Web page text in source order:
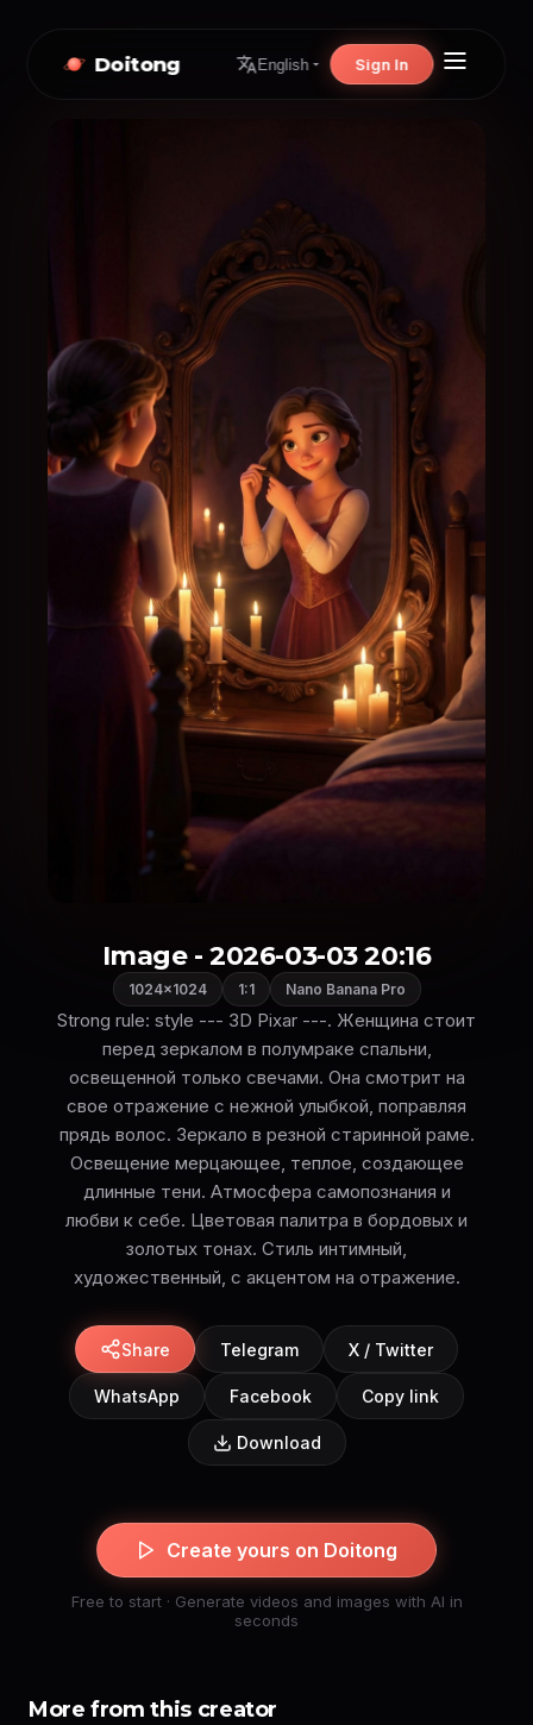
Doitong English Sign In
Image - 2026-03-03 20:16
1024×1024 1:1 Nano Banana Pro
Strong rule: style --- 3D Pixar ---. Женщина стоит
перед зеркалом в полумраке спальни,
освещенной только свечами. Она смотрит на
свое отражение с нежной улыбкой, поправляя
прядь волос. Зеркало в резной старинной раме.
Освещение мерцающее, теплое, создающее
длинные тени. Атмосфера самопознания и
любви к себе. Цветовая палитра в бордовых и
золотых тонах. Стиль интимный,
художественный, с акцентом на отражение.
Share Telegram X / Twitter
WhatsApp Facebook Copy link
Download
Create yours on Doitong
Free to start · Generate videos and images with AI in
seconds
More from this creator